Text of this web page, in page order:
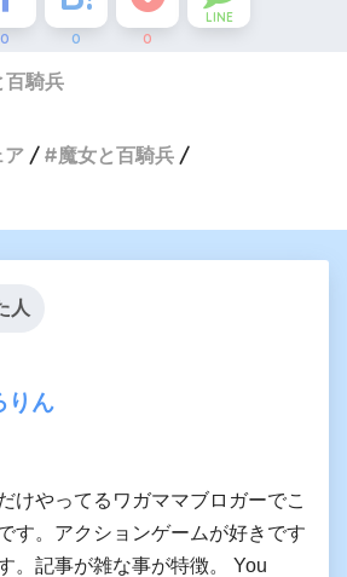
0 0 0
LINE
百騎兵
魔女と百騎兵
人
りん
けやってるワガママブロガーでこ
す。アクションゲームが好きです
。記事が雑な事が特徴。 You